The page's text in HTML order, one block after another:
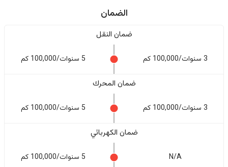
الضمان
ضمان النقل
3 سنوات/100,000 كم 5 سنوات/100,000 كم
ضمان المحرك
3 سنوات/100,000 كم 5 سنوات/100,000 كم
ضمان الكهربائي
N/A 5 سنوات/100,000 كم